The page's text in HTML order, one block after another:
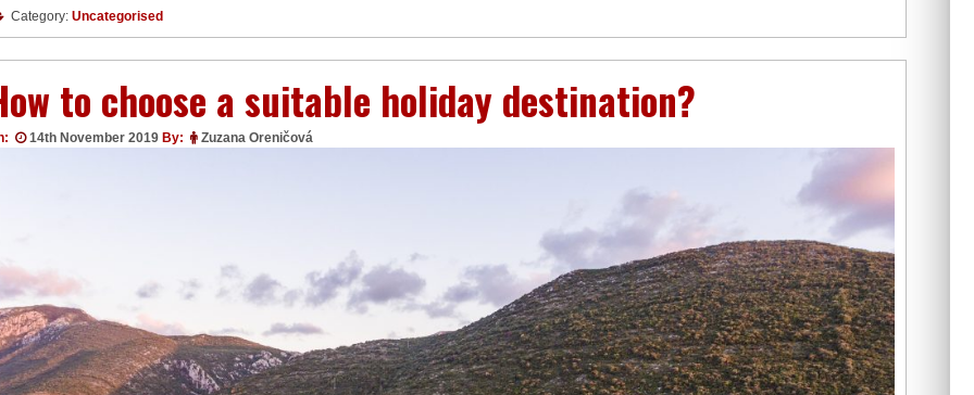
Category: Uncategorised
to choose a suitable holiday destination?
14th November 2019 By: Zuzana Oreničová